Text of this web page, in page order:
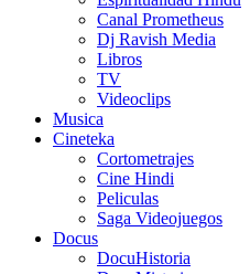
Canal Prometheus
Dj Ravish Media
Libros
TV
Videoclips
Musica
Cineteka
Cortometrajes
Cine Hindi
Peliculas
Saga Videojuegos
Docus
DocuHistoria